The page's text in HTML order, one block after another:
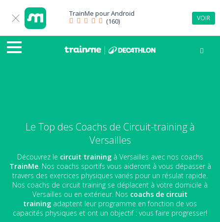
TrainMe pourAndroid
(160)
VOIR
Le Top des Coachs de Circuit-training à
Versailles
Découvrez le circuit trainingà Versailles avec nos coachs
TrainMe. Nos coachs sportifs vous aideront à vous dépasser à
travers des exercices physiques variés pour un résulat rapide.
Nos coachs de circuit training se déplacent à votre domicile à
Versailles ou en extérieur. Nos coachs de circuit
training adaptent leur programme en fonction de vos
capacités physiques et ont un objectif : vous faire progresser!